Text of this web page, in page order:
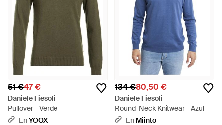
51 €47 €
Daniele Fiesoli
Pullover - Verde
EnYOOX
134 €80,50 €
Daniele Fiesoli
Round-Neck Knitwear - Azul
En Miinto